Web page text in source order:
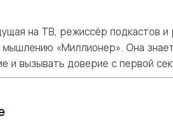
на ТВ, режиссёр подкастов и
мышлению «Миллионер». Она
и вызывать доверие с первой